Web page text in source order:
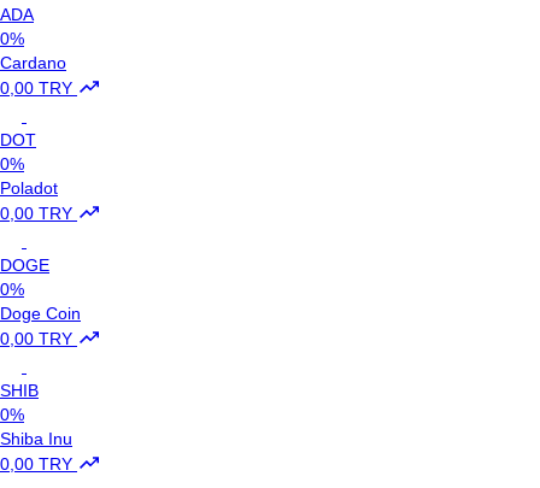
ADA
0%
Cardano
0,00 TRY
DOT
0%
Poladot
0,00 TRY
DOGE
0%
Doge Coin
0,00 TRY
SHIB
0%
Shiba Inu
0,00 TRY